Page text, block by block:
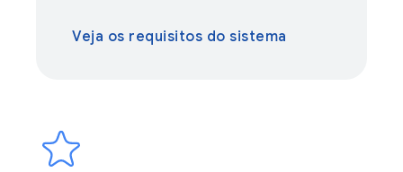
Veja os requisitos do sistema